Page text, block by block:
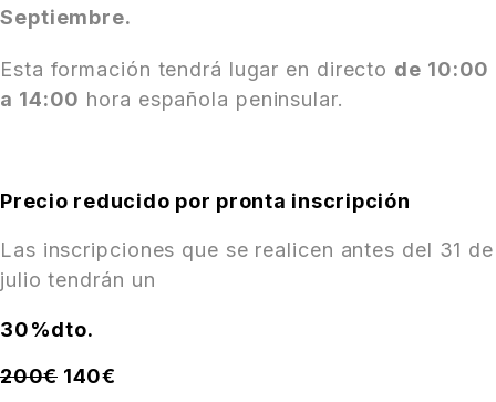
Septiembre.
Esta formación tendrá lugar en directo de 10:00
a 14:00 hora española peninsular.
Precio reducido por pronta inscripción
Las inscripciones que se realicen antes del 31 de
julio tendrán un
30%dto.
200€ 140€